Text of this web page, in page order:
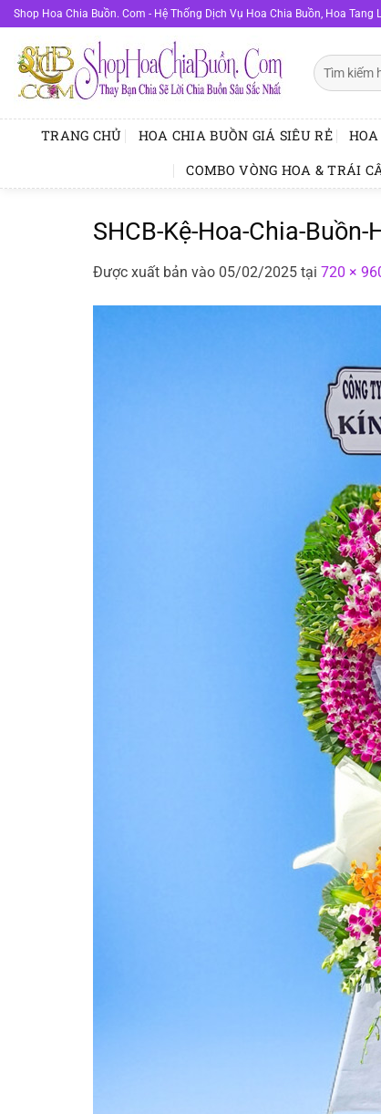
Bỏ
qua
nội
dung
Shop Hoa Chia Buồn. Com - Hệ Thống Dịch Vụ Hoa Chia Buồn, Hoa Tang
Tìm
kiếm:
TRANG CHỦ HOA CHIA BUỒN GIÁ SIÊU RẺ
COMBO VÒNG HOA & TRÁI
SHCB-Kệ-Hoa-Chia-Buồn-
Được xuất bản vào 05/02/2025 tại 720 ×